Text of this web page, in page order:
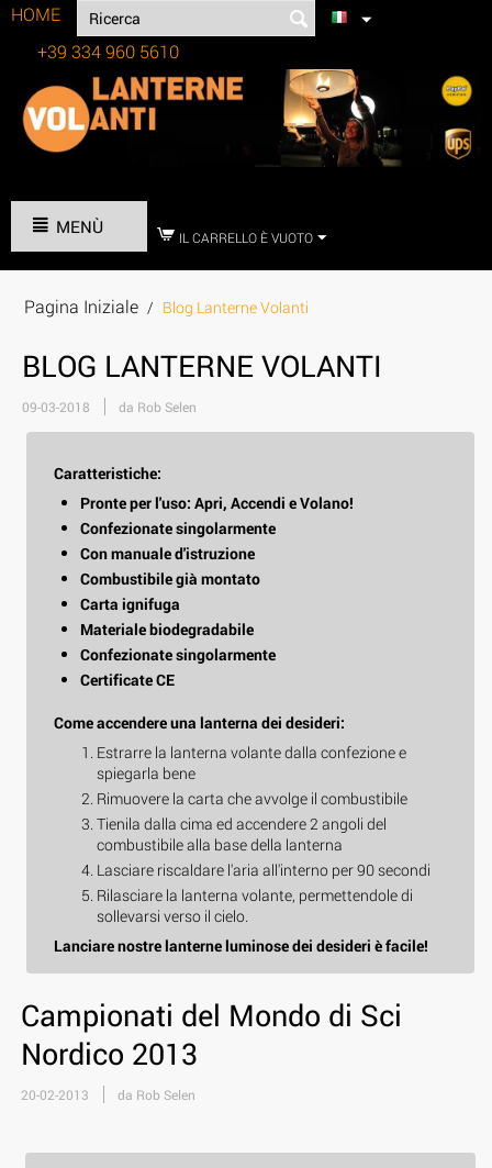
HOME
+39 334 960 5610
MENÙ IL CARRELLO È VUOTO
Pagina Iniziale / Blog Lanterne Volanti
BLOG LANTERNE VOLANTI
09-03-2018 da Rob Selen
Caratteristiche:
Pronte per l'uso: Apri, Accendi e Volano!
Confezionate singolarmente
Con manuale d'istruzione
Combustibile già montato
Carta ignifuga
Materiale biodegradabile
Confezionate singolarmente
Certificate CE
Come accendere una lanterna dei desideri:
Estrarre la lanterna volante dalla confezione e
spiegarla bene
Rimuovere la carta che avvolge il combustibile
Tienila dalla cima ed accendere 2 angoli del
combustibile alla base della lanterna
Lasciare riscaldare l'aria all'interno per 90 secondi
Rilasciare la lanterna volante, permettendole di
sollevarsi verso il cielo.
Lanciare nostre lanterne luminose dei desideri è facile!
Campionati del Mondo di Sci
Nordico 2013
20-02-2013 da Rob Selen